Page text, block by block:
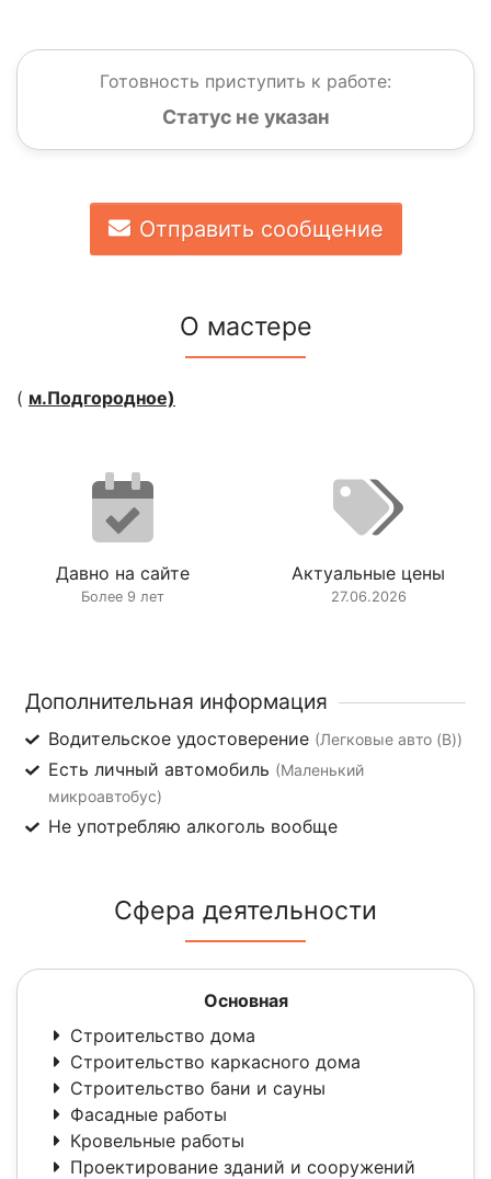
Готовность приступить к работе:
Статус не указан
Отправить сообщение
О мастере
( м.Подгородное)
Давно на сайте
Более 9 лет
Актуальные цены
27.06.2026
Дополнительная информация
Водительское удостоверение (Легковые авто (B))
Есть личный автомобиль (Маленький
микроавтобус)
Не употребляю алкоголь вообще
Сфера деятельности
Основная
Строительство дома
Строительство каркасного дома
Строительство бани и сауны
Фасадные работы
Кровельные работы
Проектирование зданий и сооружений